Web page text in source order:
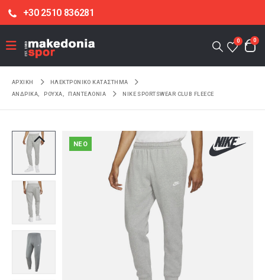
+30 2510 836281
0 0
ΑΡΧΙΚΉ
ΗΛΕΚΤΡΟΝΙΚΌ ΚΑΤΆΣΤΗΜΑ
ΑΝΔΡΙΚΑ
ΡΟΥΧΑ ΠΑΝΤΕΛΟΝΙΑ NIKE SPORTSWEAR CLUB FLEECE
NEO